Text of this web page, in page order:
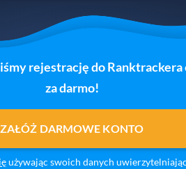
rejestrację do Ranktrackera
za darmo!
ZAŁÓŻ DARMOWE KONTO
używając swoich danych